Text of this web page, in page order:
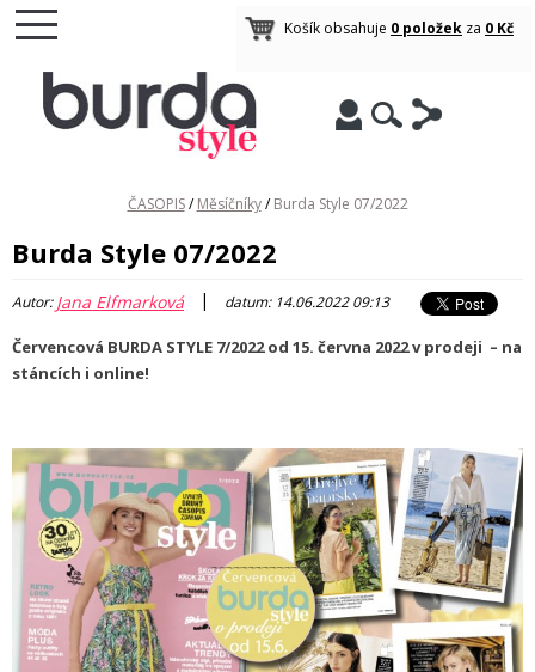
Košík obsahuje 0 položek za 0 Kč
ČASOPIS / Měsíčníky / Burda Style 07/2022
Burda Style 07/2022
Autor:Jana Elfmarková | datum: 14.06.2022 09:13
Červencová BURDA STYLE 7/2022 od 15. června 2022 v prodeji – na
stáncích i online!